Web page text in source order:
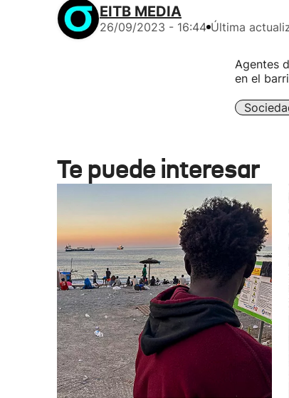
EITB MEDIA
26/09/2023 - 16:44 Última
Agentes
en el
Te puede interesar